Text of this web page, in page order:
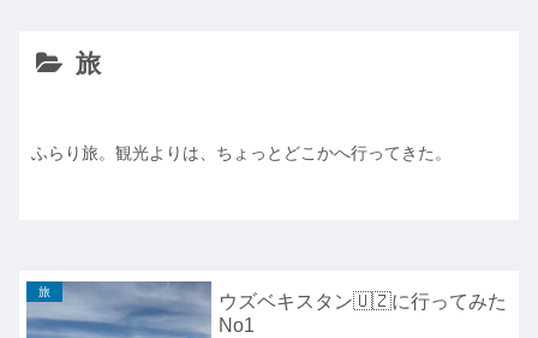
旅
ふらり旅。観光よりは、ちょっとどこかへ行ってきた。
旅
ウズベキスタン🇺🇿に行ってみた
No1